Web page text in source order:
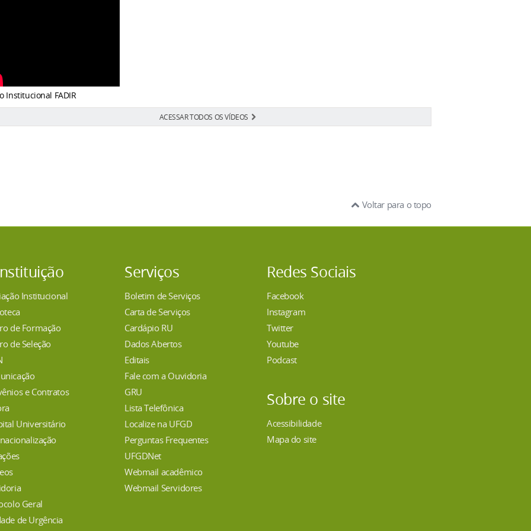
Institucional FADIR
ACESSAR TODOS OS VÍDEOS
Voltar para o topo
Institucional
de Formação
de Seleção
e Contratos
Universitário
Geral
de Urgência
Serviços
Boletim de Serviços
Carta de Serviços
Cardápio RU
Dados Abertos
Editais
Fale com a Ouvidoria
GRU
Lista Telefônica
Localize na UFGD
Perguntas Frequentes
UFGDNet
Webmail acadêmico
Webmail Servidores
Redes Sociais
Facebook
Instagram
Twitter
Youtube
Podcast
Sobre o site
Acessibilidade
Mapa do site